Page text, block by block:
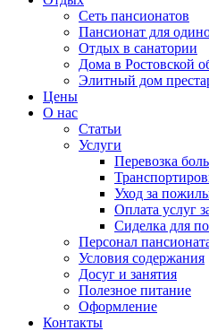
Сеть пансионатов
Пансионат для
Отдых в санатории
Дома в Ростовской
Элитный дом
Цены
О нас
Статьи
Услуги
Перевозка
Уход за
Оплата услуг
Сиделка для
Персонал
Условия содержания
Досуг и занятия
Полезное питание
Оформление
Контакты